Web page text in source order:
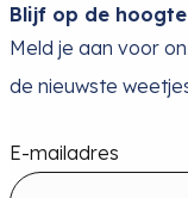
Blijf op de
Meld je aan voor
de nieuwste
E-mailadres